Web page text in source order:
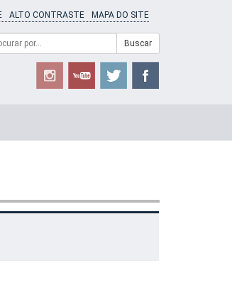
ALTO CONTRASTE MAPA DO SITE
Buscar